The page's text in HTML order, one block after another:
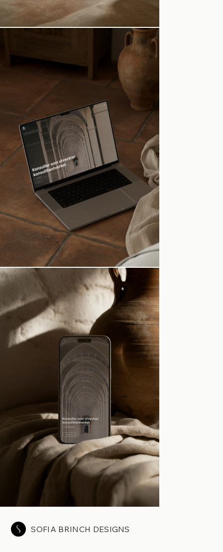
SOFIA BRINCH DESIGNS